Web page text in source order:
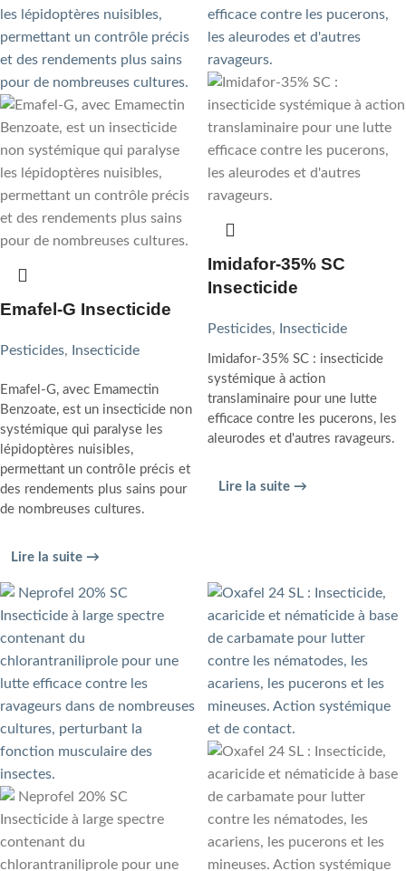
Emafel-G Insecticide
Pesticides, Insecticide
Emafel-G, avec Emamectin
Benzoate, est un insecticide non
systémique qui paralyse les
lépidoptères nuisibles,
permettant un contrôle précis et
des rendements plus sains pour
de nombreuses cultures.
Lire la suite →
Imidafor-35% SC
Insecticide
Pesticides, Insecticide
Imidafor-35% SC : insecticide
systémique à action
translaminaire pour une lutte
efficace contre les pucerons, les
aleurodes et d'autres ravageurs.
Lire la suite →